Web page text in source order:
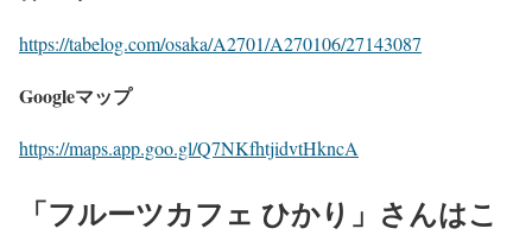
https://tabelog.com/osaka/A2701/A270106/27143087
Googleマップ
https://maps.app.goo.gl/Q7NKfhtjidvtHkncA
「フルーツカフェ ひかり」さんはこ